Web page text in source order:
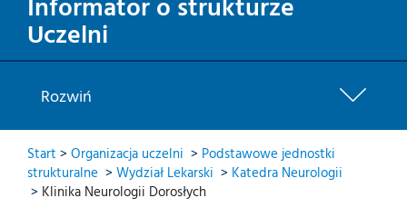
Uczelni
Rozwiń
Start > Organizacja uczelni > Podstawowe jednostki
strukturalne > Wydział Lekarski > Katedra Neurologii
> Klinika Neurologii Dorosłych